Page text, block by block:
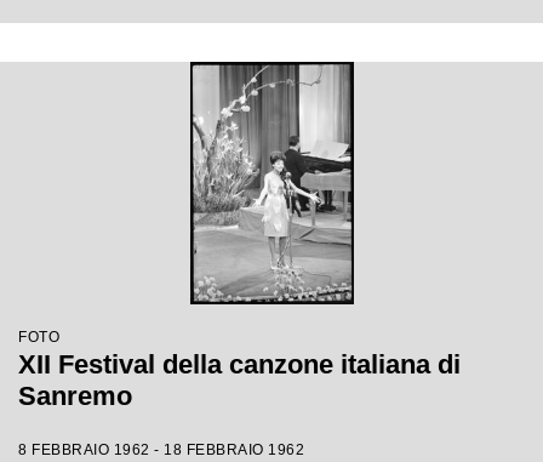
FOTO
XII Festival della canzone italiana di
Sanremo
8 FEBBRAIO 1962 - 18 FEBBRAIO 1962